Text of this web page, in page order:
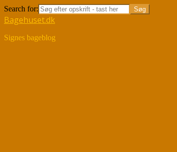
Search for:
Bagehuset.dk
Signes bageblog